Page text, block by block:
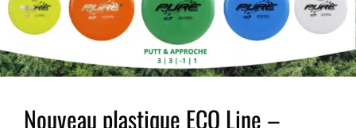
Nouveau plastique ECO Line –